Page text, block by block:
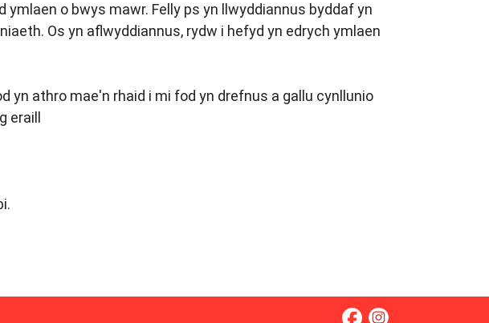
o bwys mawr. Felly ps yn llwyddiannus byddaf yn
Os yn aflwyddiannus, rydw i hefyd yn edrych ymlaen
yn athro mae'n rhaid i mi fod yn drefnus a gallu cynllunio
eraill